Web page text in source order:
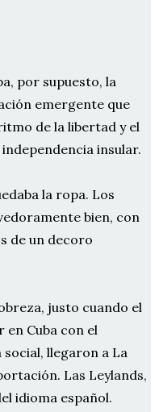
por supuesto, la
emergente que
de la libertad y el
insular.
la ropa. Los
bien, con
de un decoro
justo cuando el
Cuba con el
llegaron a La
Las Leylands,
idioma español.